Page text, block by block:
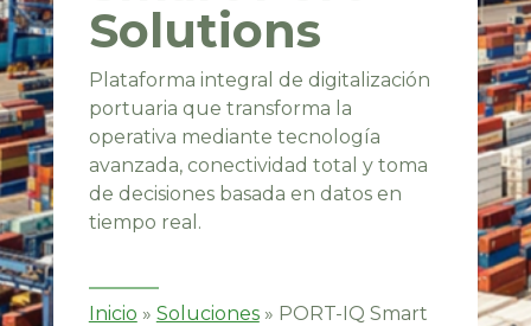
Solutions
Plataforma integral de digitalización
portuaria que transforma la
operativa mediante tecnología
avanzada, conectividad total y toma
de decisiones basada en datos en
tiempo real.
Inicio » Soluciones» PORT-IQ Smart